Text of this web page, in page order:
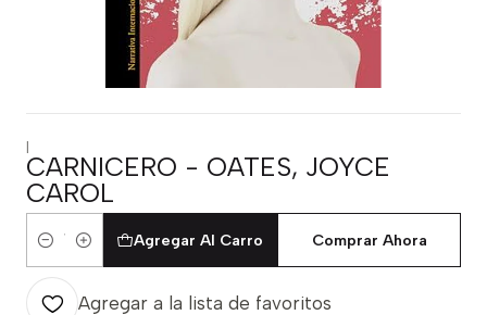
|
CARNICERO - OATES, JOYCE
CAROL
Cantidad
Agregar Al Carro Comprar Ahora
Agregar a la lista de favoritos